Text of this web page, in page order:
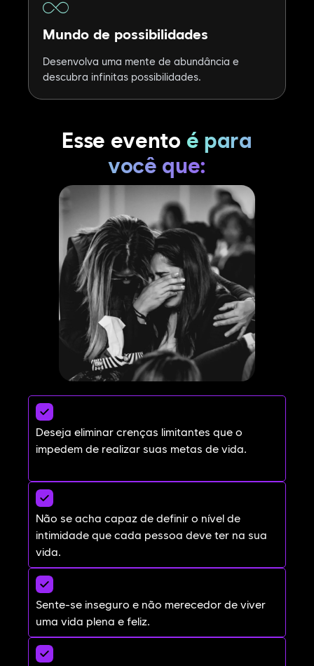
Mundo de possibilidades
Desenvolva uma mente de abundância e
descubra infinitas possibilidades.
Esse evento é para
você que:
Deseja eliminar crenças limitantes que o
impedem de realizar suas metas de vida.​
Não se acha capaz de definir o nível de
intimidade que cada pessoa deve ter na sua
vida.
Sente-se inseguro e não merecedor de viver
uma vida plena e feliz.